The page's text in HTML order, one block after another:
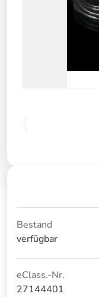
Bestand
verfügbar
eClass.-Nr.
27144401